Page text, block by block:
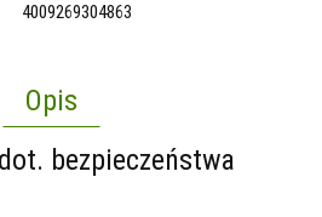
4009269304863
Opis
bezpieczeństwa